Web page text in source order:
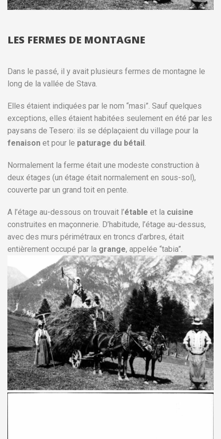
LES FERMES DE MONTAGNE
Dans le passé, il y avait plusieurs fermes de montagne le
long de la vallée de Stava.
Elles étaient indiquées par le nom “masi”. Sauf quelques
exceptions, elles étaient habitées seulement en été par les
paysans de Tesero: ils se déplaçaient du village pour la
fenaison et pour le paturage du bétail
Normalement la ferme était une modeste construction à
deux étages (un étage était normalement en sous-sol),
couverte par un grand toit en pente.
A l’étage au-dessous on trouvait l’étable et la cuisine
construites en maçonnerie. D’habitude, l’étage au-dessus,
avec des murs périmétraux en troncs d’arbres, était
entièrement occupé par la grange, appelée “tabia”.